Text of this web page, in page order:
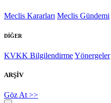
Meclis Kararları Meclis Gündemi
DİĞER
KVKK BilgilendirmeYönergeler
ARŞİV
Göz At >>